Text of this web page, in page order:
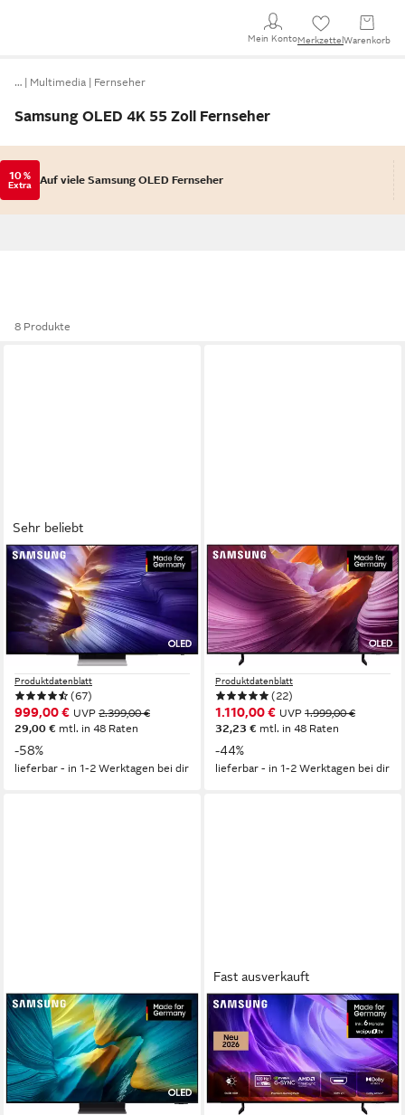
Mein KontoMerkzettel Warenkorb
… Multimedia Fernseher
Samsung OLED 4K 55 Zoll Fernseher
10 %
Extra Auf viele Samsung OLED Fernseher
8 Produkte
Sehr beliebt
SAMSUNG
GQ55S90FAE OLED-
Fernseher
138 cm/55 Zoll Diagonale
OLED
Bildschirmtechnologie
4K Ultra HD Auflösung
Produktdatenblatt
(67)
999,00 € UVP 2.399,00 €
29,00 € mtl. in 48 Raten
-58%
lieferbar - in 1-2 Werktagen bei dir
SAMSUNG
GQ55S85FAU OLED-
Fernseher
138 cm/55 Zoll Diagonale
OLED Bildschirmtechnologie
4K Ultra HD
Produktdatenblatt
(22)
1.110,00 € UVP 1.999,00 €
32,23 € mtl. in 48 Raten
-44%
lieferbar - in 1-2 Werktagen bei dir
SAMSUNG
GQ55S95FAT OLED-
Fernseher
138 cm/55 Zoll Diagonale
OLED
Bildschirmtechnologie
Auflösung
Fast ausverkauft
SAMSUNG
GQ55S85HAE OLED-
Fernseher
138 cm/55 Zoll Diagonale
OLED
Bildschirmtechnologie
4K Ultra HD